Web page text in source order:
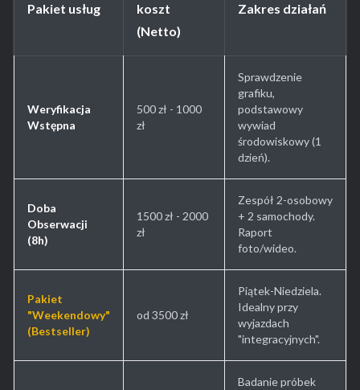
Pakiet usług
koszt
(Netto)
Zakres działań
Weryfikacja
Wstępna
500 zł - 1000
zł
Sprawdzenie
grafiku,
podstawowy
wywiad
środowiskowy (1
dzień).
Doba
Obserwacji
(8h)
1500 zł - 2000
zł
Zespół 2-osobowy
+ 2 samochody.
Raport
foto/wideo.
Pakiet
"Weekendowy"
(Bestseller)
od 3500 zł
Piątek-Niedziela.
Idealny przy
wyjazdach
"integracyjnych".
Badanie próbek